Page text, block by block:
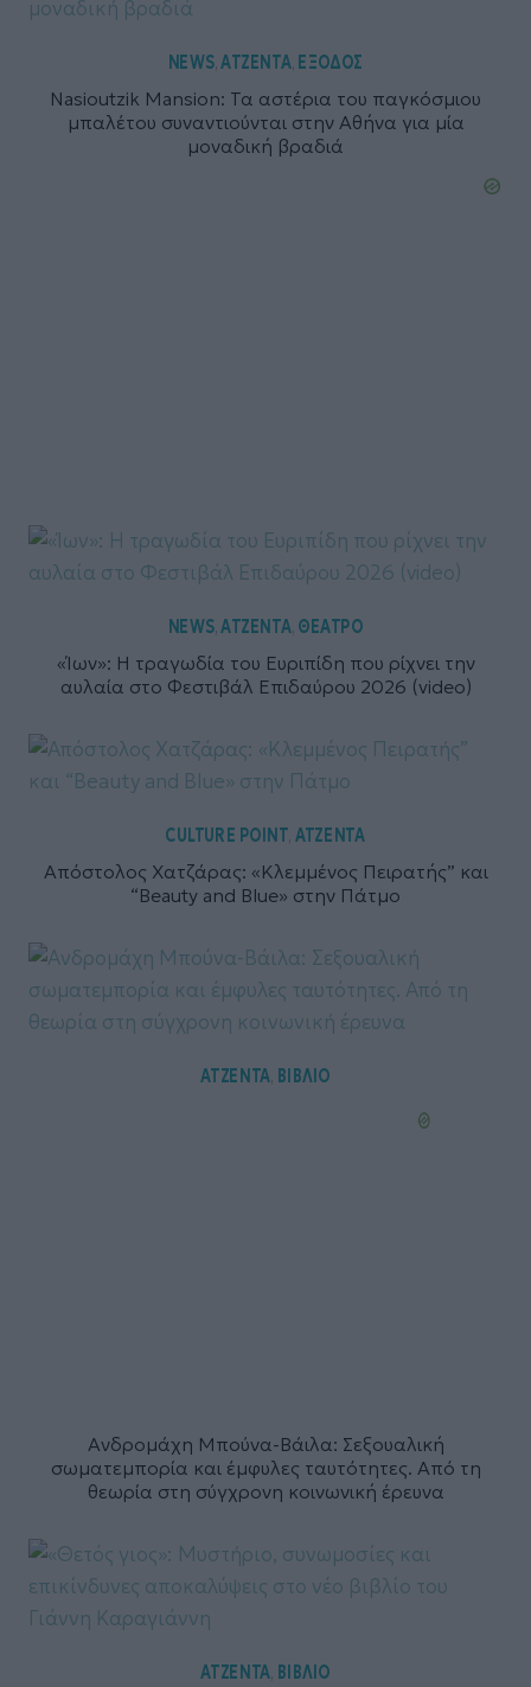
NEWS,ΑΤΖΕΝΤΑ,ΕΞΟΔΟΣ
Nasioutzik Mansion: Τα αστέρια του παγκόσμιου
μπαλέτου συναντιούνται στην Αθήνα για μία
μοναδική βραδιά
NEWS,ΑΤΖΕΝΤΑ,ΘΕΑΤΡΟ
«Ίων»: Η τραγωδία του Ευριπίδη που ρίχνει την
αυλαία στο Φεστιβάλ Επιδαύρου 2026 (video)
CULTURE POINT,ΑΤΖΕΝΤΑ
Απόστολος Χατζάρας: «Κλεμμένος Πειρατής” και
“Beauty and Blue» στην Πάτμο
ΑΤΖΕΝΤΑ, ΒΙΒΛΙΟ
Ανδρομάχη Μπούνα-Βάιλα: Σεξουαλική
σωματεμπορία και έμφυλες ταυτότητες. Από τη
θεωρία στη σύγχρονη κοινωνική έρευνα
ΑΤΖΕΝΤΑ, ΒΙΒΛΙΟ